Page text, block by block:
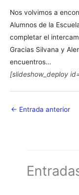
Nos volvimos a
Alumnos de la
completar el
Gracias Silvana y
encuentros…
[slideshow_deploy
← Entrada anterior